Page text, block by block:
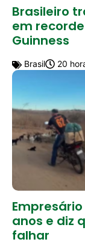
Brasileiro
em
Guinness
Brasil 20
anos e diz
falhar